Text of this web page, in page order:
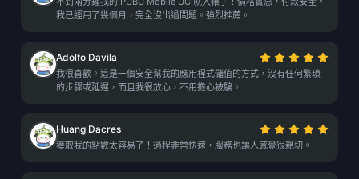
我已經用了幾個月，完全沒出過問題。強烈推薦。
Adolfo Davila
我很喜歡。這是一個安全幫我的應用程式儲值的方式，沒有任何繁瑣
的步驟或延遲，而且我很放心，不用擔心被騙。
Huang Dacres
獲取我的點數太容易了！過程非常快速，服務也讓人感覺很親切。